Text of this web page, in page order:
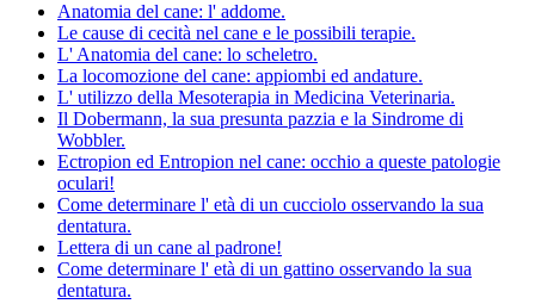
Anatomia del cane: l' addome.
Le cause di cecità nel cane e le possibili terapie.
L' Anatomia del cane: lo scheletro.
La locomozione del cane: appiombi ed andature.
L' utilizzo della Mesoterapia in Medicina Veterinaria.
Il Dobermann, la sua presunta pazzia e la Sindrome di
Wobbler.
Ectropion ed Entropion nel cane: occhio a queste patologie
oculari!
Come determinare l' età di un cucciolo osservando la sua
dentatura.
Lettera di un cane al padrone!
Come determinare l' età di un gattino osservando la sua
dentatura.